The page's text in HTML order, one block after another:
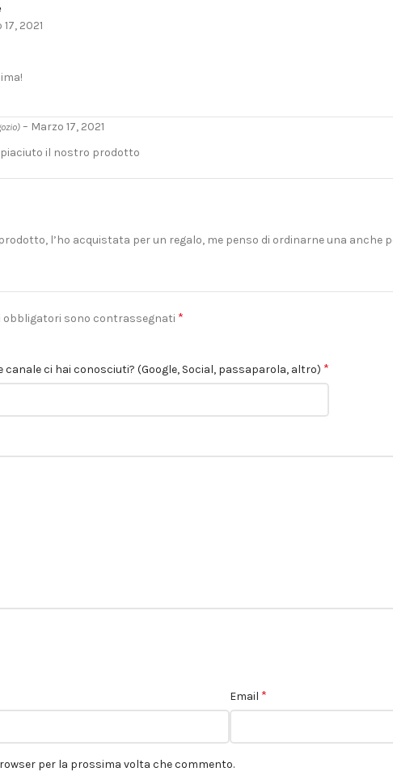
2021
– Marzo 17, 2021
il nostro prodotto
l’ho acquistata per un regalo, me penso di ordinarne una anche
obbligatori sono contrassegnati *
canale ci hai conosciuti? (Google, Social, passaparola, altro) *
Email *
per la prossima volta che commento.